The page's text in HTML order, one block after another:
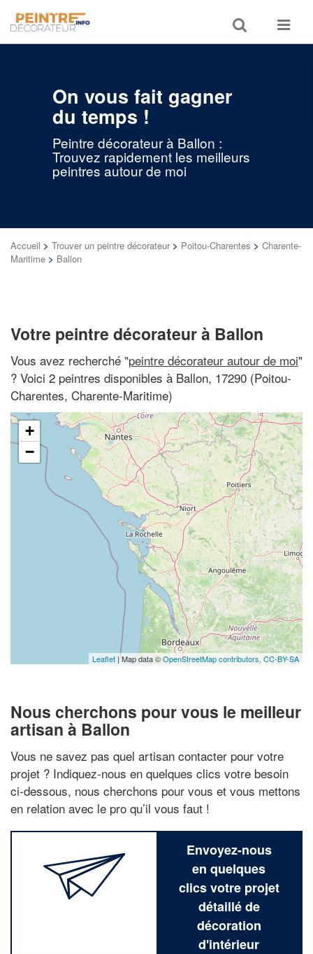
Toggle
search
Toggle
On vous fait gagner
du temps !
Peintre décorateur à Ballon :
Trouvez rapidement les meilleurs
peintres autour de moi
Accueil > Trouver un peintre décorateur > Poitou-Charentes > Charente-
Maritime > Ballon
Votre peintre décorateur à Ballon
Vous avez recherché "peintre décorateur autour de moi"
? Voici 2 peintres disponibles à Ballon, 17290 (Poitou-
Charentes, Charente-Maritime)
+
−
Leaflet | Map data ©OpenStreetMap contributors, CC-BY-SA
Nous cherchons pour vous le meilleur
artisan à Ballon
Vous ne savez pas quel artisan contacter pour votre
projet ? Indiquez-nous en quelques clics votre besoin
ci-dessous, nous cherchons pour vous et vous mettons
en relation avec le pro qu’il vous faut !
Envoyez-nous
en quelques
clics votre projet
détaillé de
décoration
d'intérieur